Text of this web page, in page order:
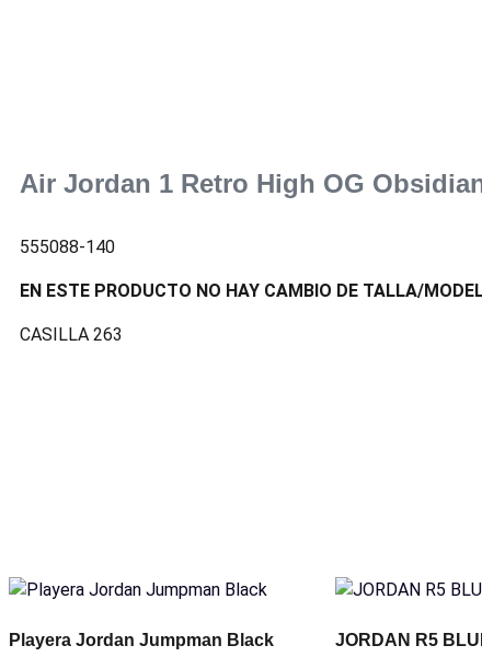
Air Jordan 1 Retro High OG
555088-140
EN ESTE PRODUCTO NO HAY CAMBIO DE TALLA/
CASILLA 263
Playera Jordan Jumpman Black JORDAN R5